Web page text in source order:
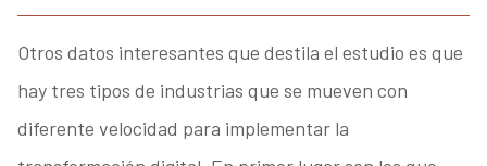
Otros datos interesantes que destila el estudio es que
hay tres tipos de industrias que se mueven con
diferente velocidad para implementar la